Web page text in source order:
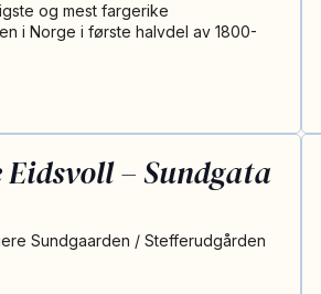
og mest fargerike
i Norge i første halvdel av 1800-
– Sundgata
Sundgaarden / Stefferudgården